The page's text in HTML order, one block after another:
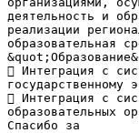
деятельность и
реализации
образовательная
 Интеграция с
государственному
 Интеграция с
образовательных
Спасибо за